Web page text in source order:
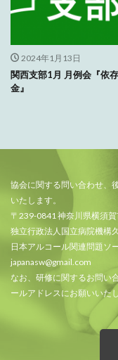
2024年1月13日
関西支部1月 月例会『依
金』
協会に関する問い合わせ、
いたします。
〒239-0841 神奈川県横須
独立行政法人国立病院機
日本アルコール関連問題ソ
japanasw@gmail.com
なお、研修に関するお問い
ールアドレスにお願いいた